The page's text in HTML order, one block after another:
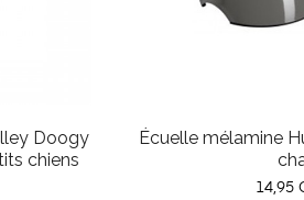
Doogy
chiens
Écuelle mélamine
Prix
14,95